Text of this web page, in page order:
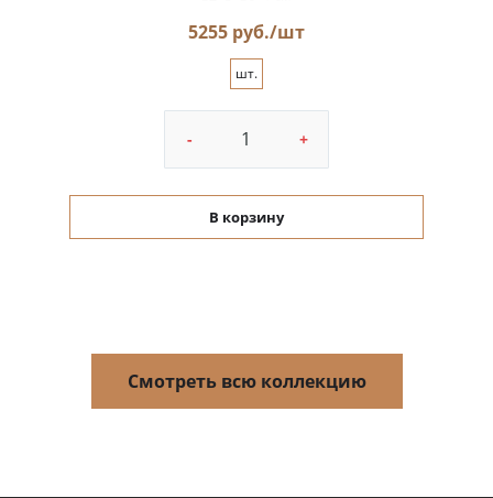
5255 руб./шт
шт.
- +
В корзину
Смотреть всю коллекцию